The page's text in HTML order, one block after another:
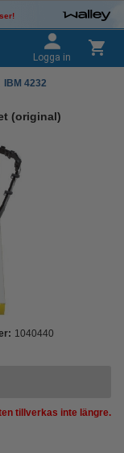
Logga in
IBM 4232
(original)
1040440
tillverkas inte längre.